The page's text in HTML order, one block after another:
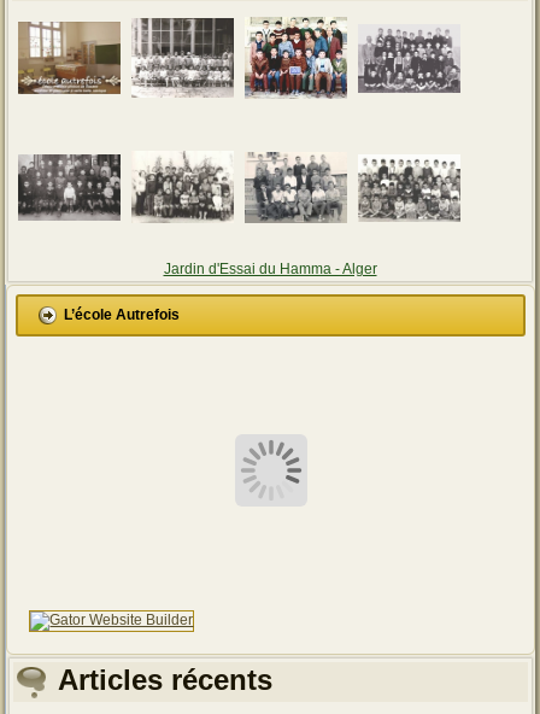
Jardin d'Essai du Hamma - Alger
L’école Autrefois
Articles récents